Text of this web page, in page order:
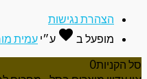
הצהרת נגישות
מופעל בfavoriteאהבה
ע״יעמית מורנו
הקניות0